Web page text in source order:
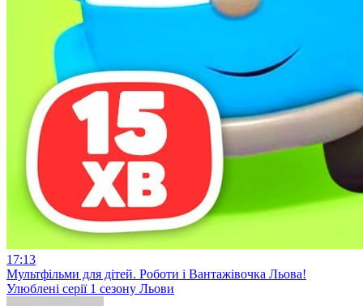
17:13
Мультфільми для дітей. Роботи і Вантажівочка Льова!
Улюблені серії 1 сезону Льови